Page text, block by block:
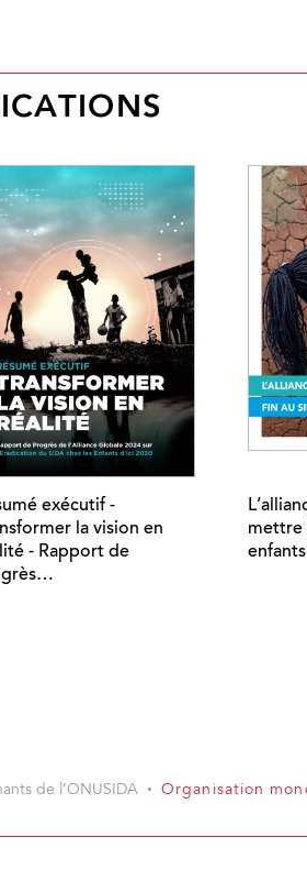
exécutif -
la vision en
- Rapport de
mettre
enfants
de l’ONUSIDA Organisation